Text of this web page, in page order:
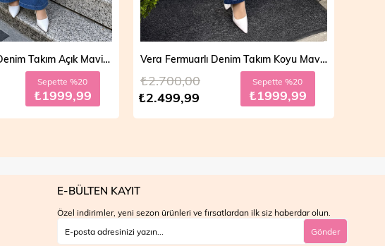
Vera Fermuarlı Denim Takım Koyu Mavi 19298
Sepette %20
₺1999,99
Mila Çift Düğmeli Kot Trençkot Açık Mavi 19290
₺3.999,99
₺4.700,00 Sepette %30
₺2799,99
E-BÜLTEN KAYIT
Özel indirimler, yeni sezon ürünleri ve fırsatlardan ilk siz haberdar olun.
Gönder